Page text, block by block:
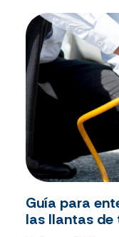
Guía para
las llantas de